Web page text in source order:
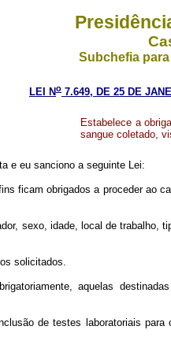
Subchefia
LEI No 7.649, DE 25 DE
Estabelece a
sangue coletado,
e eu sanciono a seguinte Lei:
ficam obrigados a proceder ao
sexo, idade, local de
solicitados.
aquelas
de testes laboratoriais